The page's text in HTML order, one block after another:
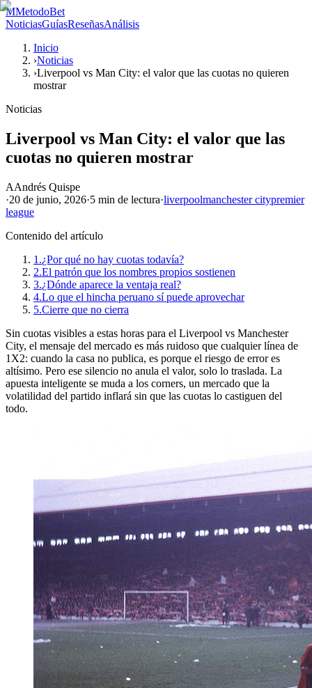
MMetodoBet
NoticiasGuíasReseñasAnálisis
Inicio
›Noticias
›Liverpool vs Man City: el valor que las cuotas no quieren
mostrar
Noticias
Liverpool vs Man City: el valor que las
cuotas no quieren mostrar
AAndrés Quispe
·20 de junio, 2026·5 min de lectura·liverpoolmanchester citypremier
league
Contenido del artículo
1.¿Por qué no hay cuotas todavía?
2.El patrón que los nombres propios sostienen
3.¿Dónde aparece la ventaja real?
4.Lo que el hincha peruano sí puede aprovechar
5.Cierre que no cierra
Sin cuotas visibles a estas horas para el Liverpool vs Manchester
City, el mensaje del mercado es más ruidoso que cualquier línea de
1X2: cuando la casa no publica, es porque el riesgo de error es
altísimo. Pero ese silencio no anula el valor, solo lo traslada. La
apuesta inteligente se muda a los corners, un mercado que la
volatilidad del partido inflará sin que las cuotas lo castiguen del
todo.